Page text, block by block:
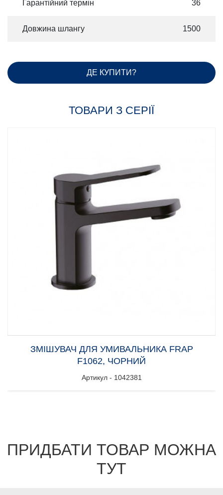
Гарантійний термін 36
Довжина шлангу 1500
ДЕ КУПИТИ?
ТОВАРИ З СЕРІЇ
ЗМІШУВАЧ ДЛЯ УМИВАЛЬНИКА FRAP
F1062, ЧОРНИЙ
Артикул - 1042381
ПРИДБАТИ ТОВАР МОЖНА
ТУТ